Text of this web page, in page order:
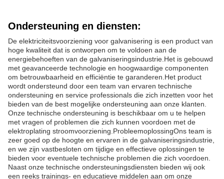
Ondersteuning en diensten:
De elektriciteitsvoorziening voor galvanisering is een product van
hoge kwaliteit dat is ontworpen om te voldoen aan de
energiebehoeften van de galvaniseringsindustrie.Het is gebouwd
met geavanceerde technologie en hoogwaardige componenten
om betrouwbaarheid en efficiëntie te garanderen.Het product
wordt ondersteund door een team van ervaren technische
ondersteuning en service professionals die zich inzetten voor het
bieden van de best mogelijke ondersteuning aan onze klanten.
Onze technische ondersteuning is beschikbaar om u te helpen
met vragen of problemen die zich kunnen voordoen met de
elektroplating stroomvoorziening.ProbleemoplossingOns team is
zeer goed op de hoogte en ervaren in de galvaniseringsindustrie,
en we zijn vastbesloten om tijdige en effectieve oplossingen te
bieden voor eventuele technische problemen die zich voordoen.
Naast onze technische ondersteuningsdiensten bieden wij ook
een reeks trainings- en educatieve middelen aan om onze